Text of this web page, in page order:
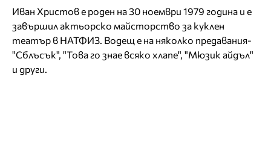
Иван Христов е роден на 30 ноември 1979 година и е
завършил актьорско майсторство за куклен
театър в НАТФИЗ. Водещ е на няколко предавания-
"Сблъсък", "Това го знае всяко хлапе", "Мюзик айдъл"
и други.